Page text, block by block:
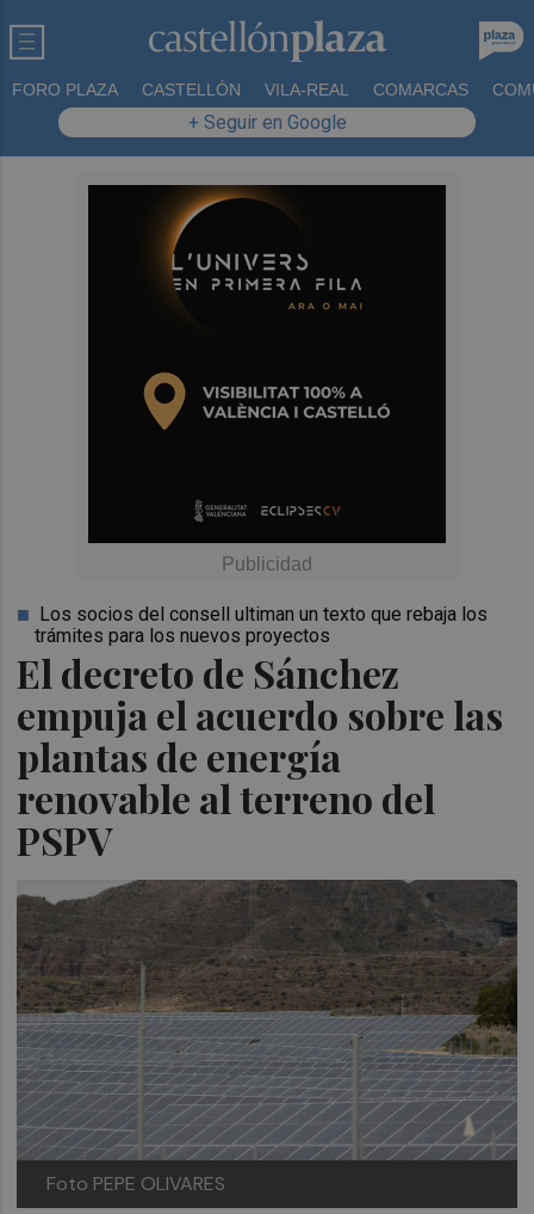
FORO PLAZA CASTELLÓN VILA-REAL COMARCAS
+ Seguir en Google
El decreto de Sánchez
empuja el acuerdo sobre las
plantas de energía
renovable al terreno del
PSPV
Los socios del consell ultiman un texto que rebaja los
trámites para los nuevos proyectos
Foto PEPE OLIVARES